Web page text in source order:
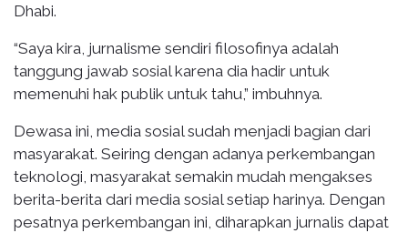
Dhabi.
“Saya kira, jurnalisme sendiri filosofinya adalah
tanggung jawab sosial karena dia hadir untuk
memenuhi hak publik untuk tahu,” imbuhnya.
Dewasa ini, media sosial sudah menjadi bagian dari
masyarakat. Seiring dengan adanya perkembangan
teknologi, masyarakat semakin mudah mengakses
berita-berita dari media sosial setiap harinya. Dengan
pesatnya perkembangan ini, diharapkan jurnalis dapat